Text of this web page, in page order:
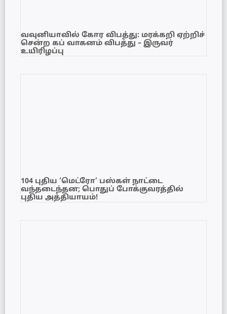
வவுனியாவில் கோர விபத்து: மரக்கறி ஏற்றிச்
சென்ற கப் வாகனம் விபத்து – இருவர்
உயிரிழப்பு
104 புதிய ‘மெட்ரோ’ பஸ்கள் நாட்டை
வந்தடைந்தன; பொதுப் போக்குவரத்தில்
புதிய அத்தியாயம்!